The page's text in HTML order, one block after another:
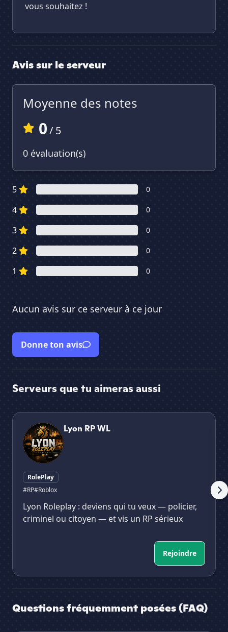
vous souhaitez !
Avis sur le serveur
Moyenne des notes
0/ 5
0 évaluation(s)
5 0
4 0
3 0
2 0
1 0
Aucun avis sur ce serveur à ce jour
Donne ton avis
Serveurs que tu aimeras aussi
Lyon RP WL
Lyon RP WL
RolePlay
#RP#Roblox
Lyon Roleplay : deviens qui tu veux — policier,
criminel ou citoyen — et vis un RP sérieux
Rejoindre
Questions fréquemment posées (FAQ)